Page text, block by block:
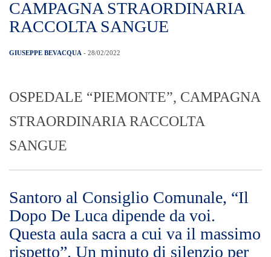
CAMPAGNA STRAORDINARIA
RACCOLTA SANGUE
GIUSEPPE BEVACQUA - 28/02/2022
OSPEDALE “PIEMONTE”, CAMPAGNA
STRAORDINARIA RACCOLTA
SANGUE
Santoro al Consiglio Comunale, “Il
Dopo De Luca dipende da voi.
Questa aula sacra a cui va il massimo
rispetto”. Un minuto di silenzio per